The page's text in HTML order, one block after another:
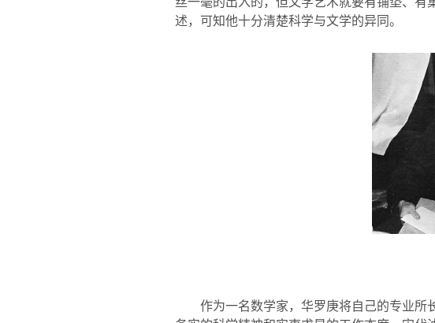
述，可知他十分清楚科学与文学的异同。
作为一名数学家，华罗庚将自己的专业所